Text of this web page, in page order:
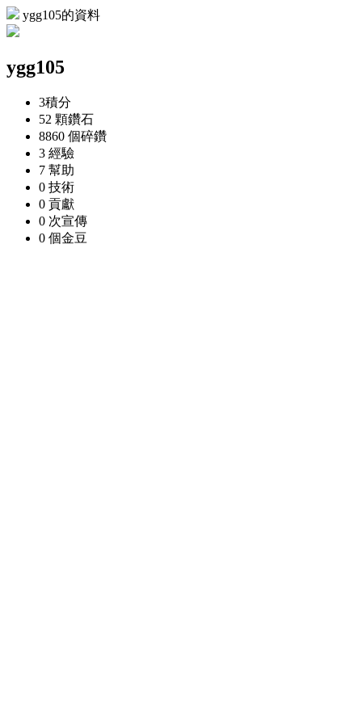
ygg105的資料
ygg105
3積分
52 顆鑽石
8860 個碎鑽
3 經驗
7 幫助
0 技術
0 貢獻
0 次宣傳
0 個金豆